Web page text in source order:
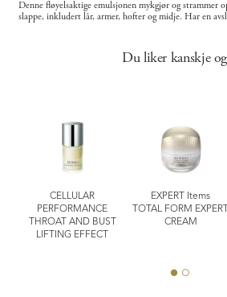
Denne fløyelsaktige emulsjonen mykgjør og strammer
slappe, inkludert lår, armer, hofter og midje. Har en
Du liker kanskje
CELLULAR
PERFORMANCE
THROAT AND BUST
LIFTING EFFECT
EXPERT Items
TOTAL FORM EXPERT
CREAM